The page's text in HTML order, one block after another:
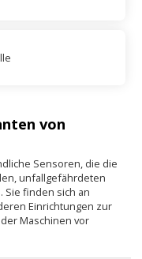
von
Sensoren, die die
unfallgefährdeten
Sie finden sich an
Einrichtungen zur
Maschinen vor